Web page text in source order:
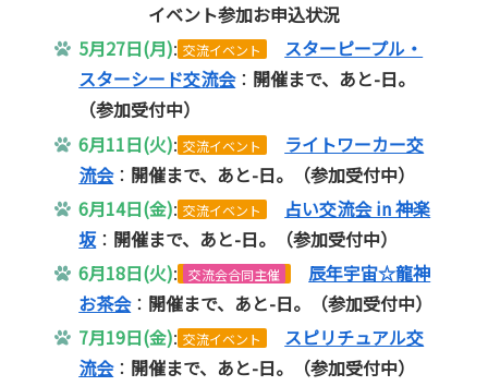
イベント参加お申込状況
5月27日(月): 交流イベント
スターピープル・
スターシード交流会： 開催まで、あと-日。
（参加受付中）
6月11日(火): 交流イベント
ライトワーカー交
流会： 開催まで、あと-日。 （参加受付中）
6月14日(金): 交流イベント
占い交流会 in 神楽
坂： 開催まで、あと-日。 （参加受付中）
6月18日(火): 交流会合同主催
辰年宇宙☆龍神
お茶会： 開催まで、あと-日。 （参加受付中）
7月19日(金): 交流イベント
スピリチュアル交
流会： 開催まで、あと-日。 （参加受付中）